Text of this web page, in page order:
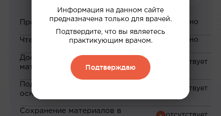
Просмотр вебинаров
Чтение статей
Доступ к закрытым
материалам
Подборка материалов на
основе ваших интересов
Сохранение материалов в
Информация на данном сайте
предназначена только для врачей.
Подтвердите, что вы являетесь
практикующим врачом.
Подтверждаю